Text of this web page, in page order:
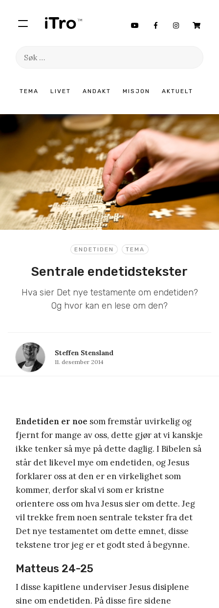
TEMA LIVET ANDAKT MISJON AKTUELT
Søk
innhold
ENDETIDEN TEMA
Sentrale endetidstekster
Hva sier Det nye testamente om endetiden?
Og hvor kan en lese om den?
Steffen Stensland
11. desember 2014
Endetiden er noe som fremstår uvirkelig og
fjernt for mange av oss, dette gjør at vi kanskje
ikke tenker så mye på dette daglig. I Bibelen så
står det likevel mye om endetiden, og Jesus
forklarer oss at den er en virkelighet som
kommer, derfor skal vi som er kristne
orientere oss om hva Jesus sier om dette. Jeg
vil trekke frem noen sentrale tekster fra det
Det nye testamentet om dette emnet, disse
tekstene tror jeg er et godt sted å begynne.
Matteus 24-25
I disse kapitlene underviser Jesus disiplene
sine om endetiden. På disse fire sidene